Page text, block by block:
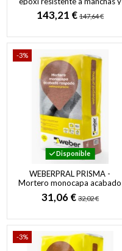
ataques químicos
143,21 € 147,64 €
-3%
Disponible
WEBERPRAL PRISMA -
Mortero monocapa acabado
raspado y rústico
31,06 € 32,02 €
-3%